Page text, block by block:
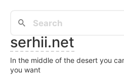
serhii.net
In the middle of the desert you
you want